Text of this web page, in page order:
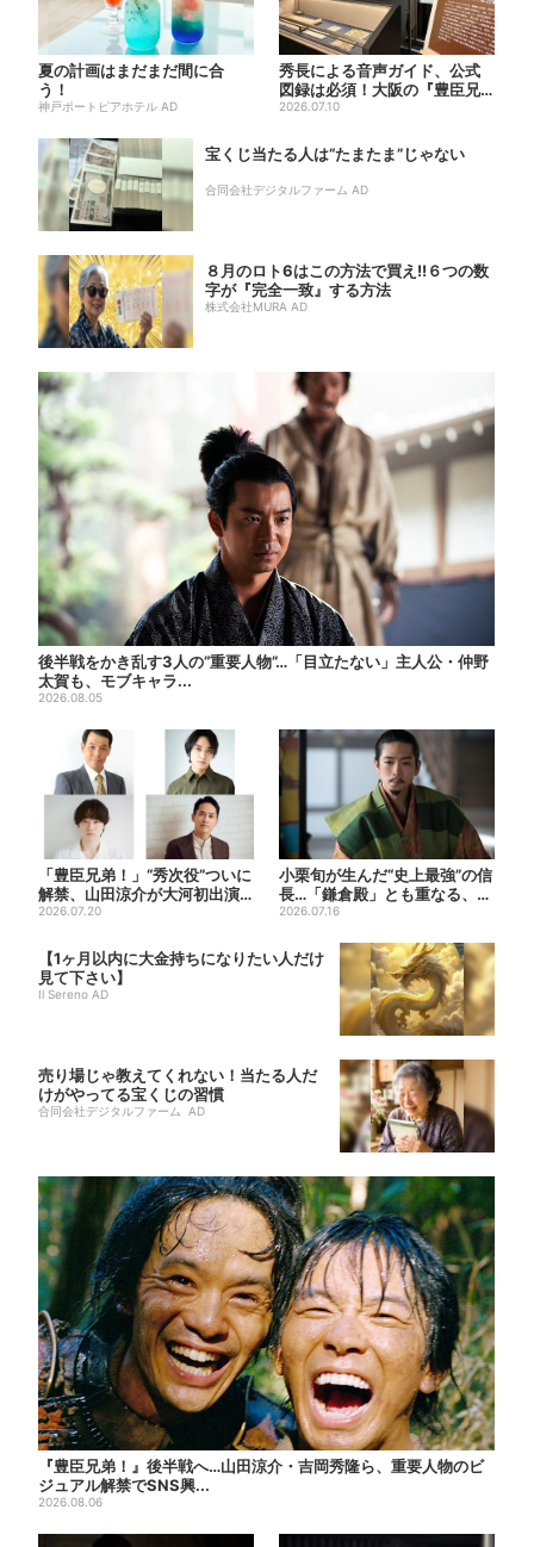
夏の計画はまだまだ間に合
う！
神戸ポートピアホテル AD
秀長による音声ガイド、公式
図録は必須！大阪の『豊臣兄
弟』展を、より楽しむ方法４
2026.07.10
宝くじ当たる人は“たまたま”じゃない
合同会社デジタルファーム AD
８月のロト6はこの方法で買え!!６つの数
字が『完全一致』する方法
株式会社MURA AD
後半戦をかき乱す3人の“重要人物”…「目立たない」主人公・仲野
太賀も、モブキャラ...
2026.08.05
「豊臣兄弟！」“秀次役”ついに
解禁、山田涼介が大河初出演
「まさかの」「楽しみすぎ...
2026.07.20
小栗旬が生んだ“史上最強”の信
長…「鎌倉殿」とも重なる、に
じむ悲しみが“名人芸”...
2026.07.16
【1ヶ月以内に大金持ちになりたい人だけ
見て下さい】
Il Sereno AD
売り場じゃ教えてくれない！当たる人だ
けがやってる宝くじの習慣
合同会社デジタルファーム AD
『豊臣兄弟！』後半戦へ…山田涼介・吉岡秀隆ら、重要人物のビ
ジュアル解禁でSNS興...
2026.08.06